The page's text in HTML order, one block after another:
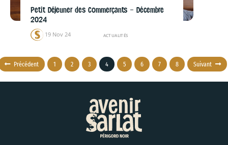
Petit Déjeuner des Commerçants – Décembre
2024
19 Nov 24 ACTUALITÉS
Précédent 1 2 3 4 5 6 7 8 Suivant